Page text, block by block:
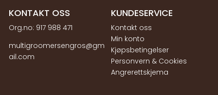
KONTAKT OSS
Org.no: 917 988 471
multigroomersengros@gm
ail.com
KUNDESERVICE
Kontakt oss
Min konto
Kjøpsbetingelser
Personvern & Cookies
Angrerettskjema